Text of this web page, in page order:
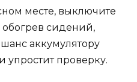
месте, выключите
обогрев сидений,
аккумулятору
упростит проверку.